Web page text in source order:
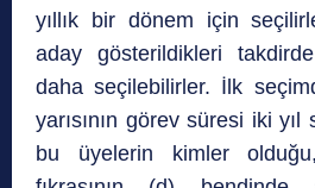
yıllık bir dönem için
aday gösterildikleri
daha seçilebilirler. İlk
yarısının görev süresi iki
bu üyelerin kimler